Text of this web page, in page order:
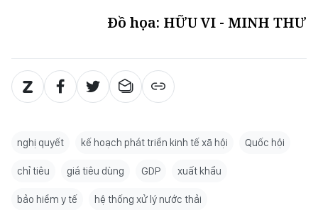
Đồ họa: HỮU VI - MINH THƯ
nghị quyết kế hoạch phát triển kinh tế xã hội Quốc hội
chỉ tiêu giá tiêu dùng GDP xuất khẩu
bảo hiểm y tế hệ thống xử lý nước thải